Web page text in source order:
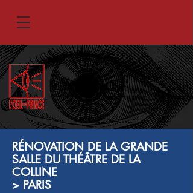
RÉNOVATION DE LA GRANDE
SALLE DU THÉÂTRE DE LA
COLLINE
> PARIS